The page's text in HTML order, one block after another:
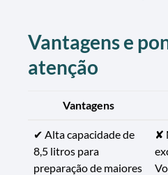
Vantagens e
atenção
Vantagens
✔ Alta capacidade de
8,5 litros para
preparação de maiores
✘